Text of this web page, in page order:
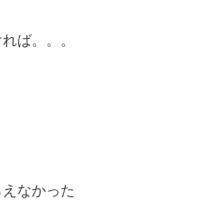
ば。。。
なかった